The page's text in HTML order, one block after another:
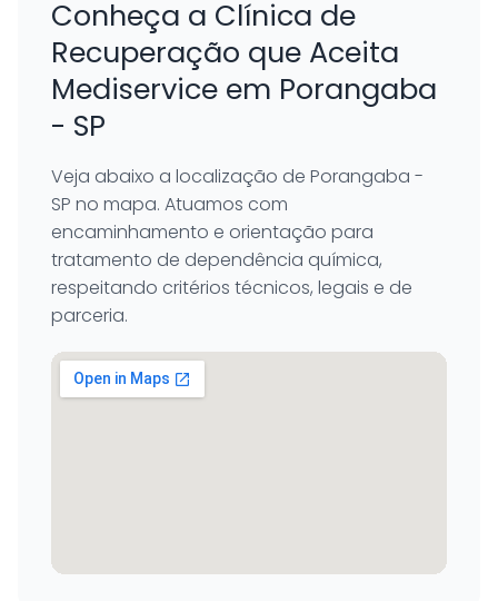
Conheça a Clínica de
Recuperação que Aceita
Mediservice em Porangaba
- SP
Veja abaixo a localização de Porangaba -
SP no mapa. Atuamos com
encaminhamento e orientação para
tratamento de dependência química,
respeitando critérios técnicos, legais e de
parceria.